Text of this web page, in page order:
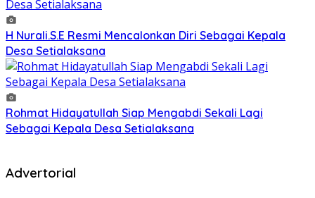
H Nurali.S.E Resmi Mencalonkan Diri Sebagai Kepala
Desa Setialaksana
Rohmat Hidayatullah Siap Mengabdi Sekali Lagi
Sebagai Kepala Desa Setialaksana
Advertorial